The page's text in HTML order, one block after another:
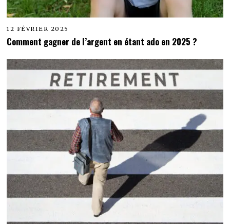
12 FÉVRIER 2025
Comment gagner de l’argent en étant ado en 2025 ?